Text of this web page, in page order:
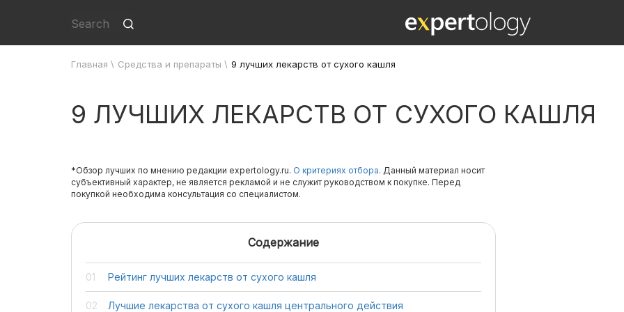
Главная \ Средства и препараты \ 9 лучших лекарств от сухого кашля
9 ЛУЧШИХ ЛЕКАРСТВ ОТ СУХОГО КАШЛЯ
*Обзор лучших по мнению редакции expertology.ru. О критериях отбора. Данный материал носит
субъективный характер, не является рекламой и не служит руководством к покупке. Перед
покупкой необходима консультация со специалистом.
Содержание
Рейтинг лучших лекарств от сухого кашля
Лучшие лекарства от сухого кашля центрального действия